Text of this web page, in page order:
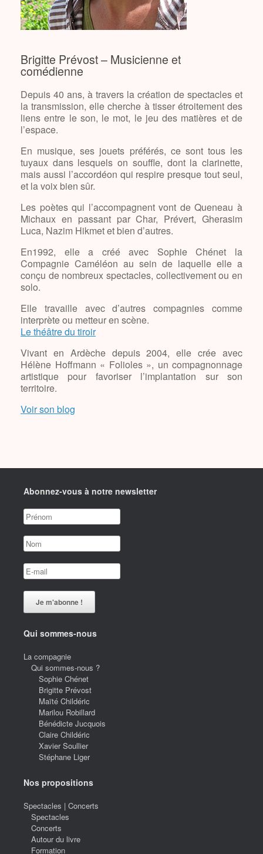
Brigitte Prévost – Musicienne et
comédienne
Depuis 40 ans, à travers la création de spectacles et
la transmission, elle cherche à tisser étroitement des
liens entre le son, le mot, le jeu des matières et de
l’espace.
En musique, ses jouets préférés, ce sont tous les
tuyaux dans lesquels on souffle, dont la clarinette,
mais aussi l’accordéon qui respire presque tout seul,
et la voix bien sûr.
Les poètes qui l’accompagnent vont de Queneau à
Michaux en passant par Char, Prévert, Gherasim
Luca, Nazim Hikmet et bien d’autres.
En1992, elle a créé avec Sophie Chénet la
Compagnie Caméléon au sein de laquelle elle a
conçu de nombreux spectacles, collectivement ou en
solo.
Elle travaille avec d’autres compagnies comme
interprète ou metteur en scène.
Le théâtre du tiroir
Vivant en Ardèche depuis 2004, elle crée avec
Hélène Hoffmann « Folioles », un compagnonnage
artistique pour favoriser l’implantation sur son
territoire.
Voir son blog
Abonnez-vous à notre newsletter
Qui sommes-nous
La compagnie
Qui sommes-nous ?
Sophie Chénet
Brigitte Prévost
Maïté Childéric
Marilou Robillard
Bénédicte Jucquois
Claire Childéric
Xavier Soullier
Stéphane Liger
Nos propositions
Spectacles | Concerts
Spectacles
Concerts
Autour du livre
Formation